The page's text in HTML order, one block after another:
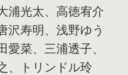
浦光太、高徳宥介
沢寿明、浅野ゆう
愛菜、三浦透子、
、トリンドル玲